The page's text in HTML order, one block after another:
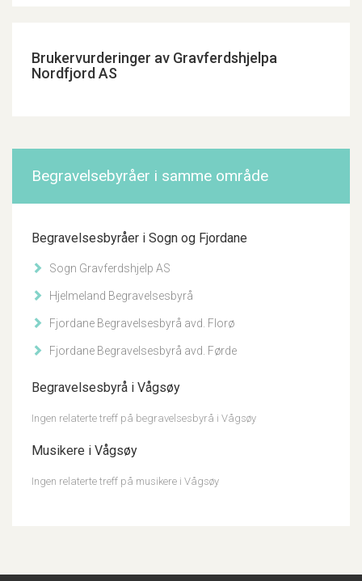
Brukervurderinger av Gravferdshjelpa
Nordfjord AS
Begravelsebyråer i samme område
Begravelsesbyråer i Sogn og Fjordane
Sogn Gravferdshjelp AS
Hjelmeland Begravelsesbyrå
Fjordane Begravelsesbyrå avd. Florø
Fjordane Begravelsesbyrå avd. Førde
Begravelsesbyrå i Vågsøy
Ingen relaterte treff på begravelsesbyrå i Vågsøy
Musikere i Vågsøy
Ingen relaterte treff på musikere i Vågsøy